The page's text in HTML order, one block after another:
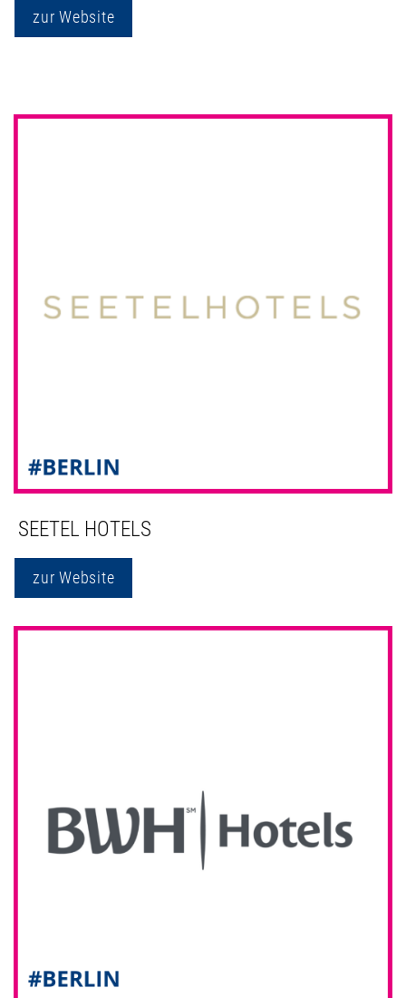
zur Website
SEETEL HOTELS
zur Website